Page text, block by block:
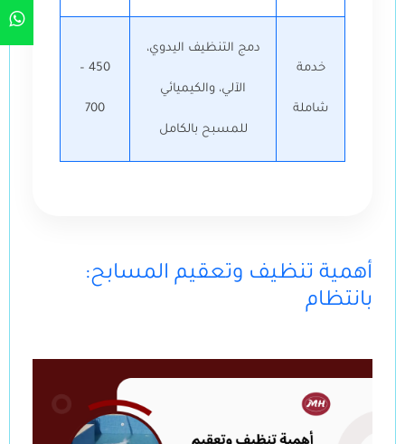
خدمة
شاملة
دمج التنظيف اليدوي،
الآلي، والكيميائي
للمسبح بالكامل
450 –
700
:أهمية تنظيف وتعقيم المسابح
بانتظام